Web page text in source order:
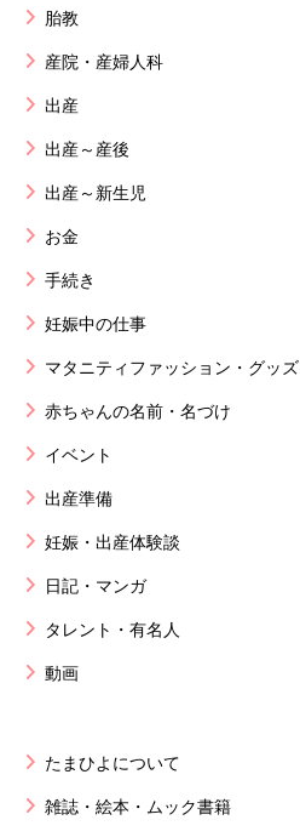
胎教
産院・産婦人科
出産
出産～産後
出産～新生児
お金
手続き
妊娠中の仕事
マタニティファッション・グッズ
赤ちゃんの名前・名づけ
イベント
出産準備
妊娠・出産体験談
日記・マンガ
タレント・有名人
動画
たまひよについて
雑誌・絵本・ムック書籍